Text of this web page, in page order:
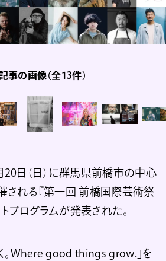
事の画像（全13件）
20日（日）に群馬県前橋市の中心
される『第一回 前橋国際芸術祭
プログラムが発表された。
。Where good things grow.」を